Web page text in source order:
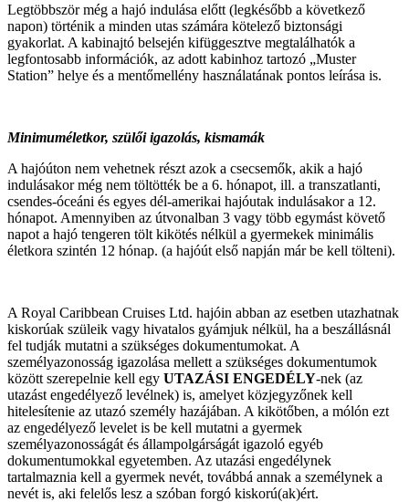
Legtöbbször még a hajó indulása előtt (legkésőbb a következő
napon) történik a minden utas számára kötelező biztonsági
gyakorlat. A kabinajtó belsején kifüggesztve megtalálhatók a
legfontosabb információk, az adott kabinhoz tartozó „Muster
Station” helye és a mentőmellény használatának pontos leírása is.
Minimuméletkor, szülői igazolás, kismamák
A hajóúton nem vehetnek részt azok a csecsemők, akik a hajó
indulásakor még nem töltötték be a 6. hónapot, ill. a transzatlanti,
csendes-óceáni és egyes dél-amerikai hajóutak indulásakor a 12.
hónapot. Amennyiben az útvonalban 3 vagy több egymást követő
napot a hajó tengeren tölt kikötés nélkül a gyermekek minimális
életkora szintén 12 hónap. (a hajóút első napján már be kell tölteni).
A Royal Caribbean Cruises Ltd. hajóin abban az esetben utazhatnak
kiskorúak szüleik vagy hivatalos gyámjuk nélkül, ha a beszállásnál
fel tudják mutatni a szükséges dokumentumokat. A
személyazonosság igazolása mellett a szükséges dokumentumok
között szerepelnie kell egy UTAZÁSI ENGEDÉLY-nek (az
utazást engedélyező levélnek) is, amelyet közjegyzőnek kell
hitelesítenie az utazó személy hazájában. A kikötőben, a mólón ezt
az engedélyező levelet is be kell mutatni a gyermek
személyazonosságát és állampolgárságát igazoló egyéb
dokumentumokkal egyetemben. Az utazási engedélynek
tartalmaznia kell a gyermek nevét, továbbá annak a személynek a
nevét is, aki felelős lesz a szóban forgó kiskorú(ak)ért.